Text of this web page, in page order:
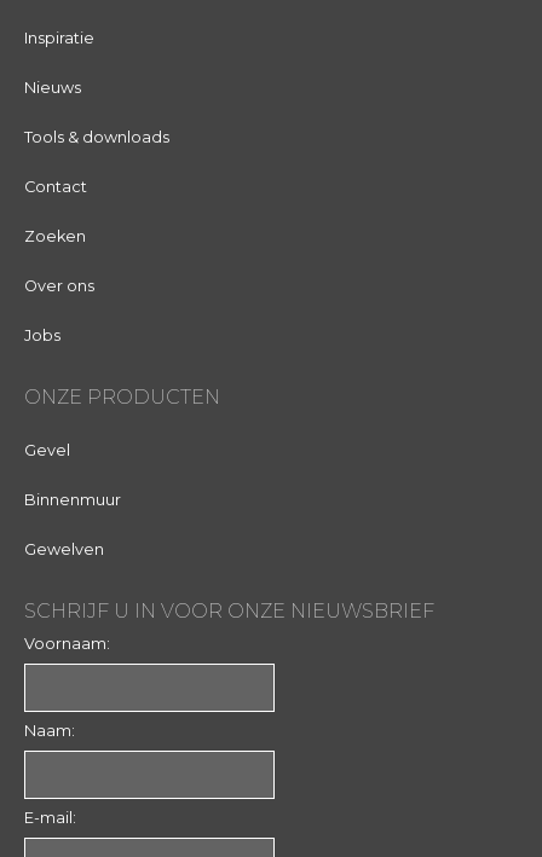
Inspiratie
Nieuws
Tools & downloads
Contact
Zoeken
Over ons
Jobs
ONZE PRODUCTEN
Gevel
Binnenmuur
Gewelven
SCHRIJF U IN VOOR ONZE NIEUWSBRIEF
Voornaam:
Naam:
E-mail: